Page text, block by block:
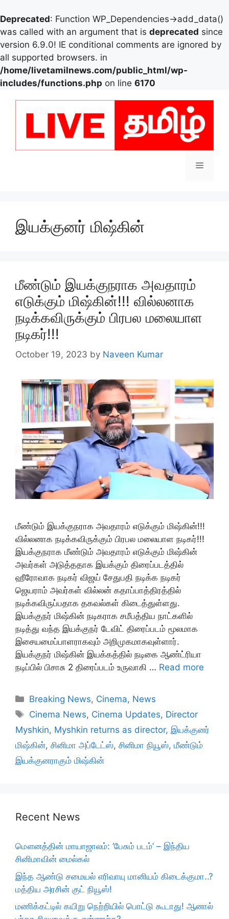
Deprecated: Function WP_Dependencies->add_data()
was called with an argument that is deprecated since
version 6.9.0! IE conditional comments are ignored by
all supported browsers. in
/home/livetamilnews.com/public_html/wp-
includes/functions.php on line 6170
Menu
இயக்குனர் மிஷ்கின்
மீண்டும் இயக்குநராக அவதாரம்
எடுக்கும் மிஷ்கின்!!! வில்லனாக
நடிக்கவிருக்கும் பிரபல மலையாள
நடிகர்!!!
October 19, 2023 by Naveen Kumar
மீண்டும் இயக்குநராக அவதாரம் எடுக்கும் மிஷ்கின்!!!
வில்லனாக நடிக்கவிருக்கும் பிரபல மலையாள நடிகர்!!!
இயக்குநராக மீண்டும் அவதாரம் எடுக்கும் மிஷ்கின்
அவர்கள் அடுத்ததாக இயக்கும் திரைப்படத்தில்
ஹீரோவாக நடிகர் விஜய் சேதுபதி நடிக்க நடிகர்
ஜெயராம் அவர்கள் வில்லன் கதாப்பாத்திரத்தில்
நடிக்கவிருப்பதாக தகவல்கள் கிடைத்துள்ளது.
இயக்குநர் மிஷ்கின் நடிகராக சமீபத்திய நாட்களில்
நடித்து வந்த இயக்குநர் டேவிட் திரைப்படம் மூலமாக
இசையமைப்பாளராகவும் அறிமுகமாகவுள்ளார்.
இயக்குநர் மிஷ்கின் இயக்கத்தில் நடிகை ஆண்ட்ரியா
நடிப்பில் பிசாசு 2 திரைப்படம் உருவாகி … Read more
Categories
Breaking News, Cinema, News
Tags
Cinema News, Cinema Updates, Director
Myshkin, Myshkin returns as director, இயக்குனர்
மிஷ்கின், சினிமா அப்டேட்ஸ், சினிமா நியூஸ், மீண்டும்
இயக்குனராகும் மிஷ்கின்
Recent News
மௌனத்தின் மாயாஜாலம்: ‘பேசும் படம்’ – இந்திய
சினிமாவின் மைல்கல்
இந்த ஆண்டு சமையல் எரிவாயு மானியம் கிடைக்குமா..?
மத்திய அரசின் குட் நியூஸ்!
மணிக்கட்டில் கயிறு நெற்றியில் பொட்டு கூடாது! ஆனால்